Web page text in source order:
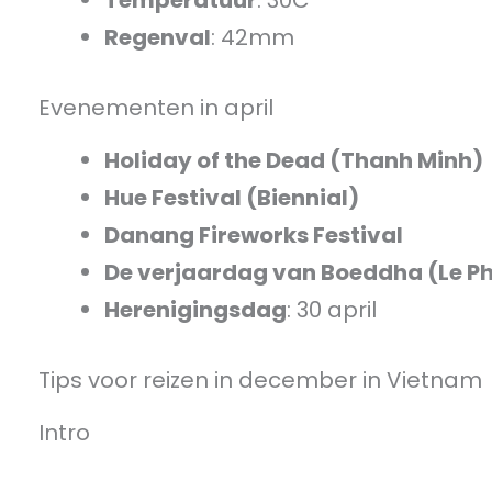
Regenval: 42mm
Evenementen in april
Holiday of the Dead (Thanh Minh)
Hue Festival (Biennial)
Danang Fireworks Festival
De verjaardag van Boeddha (Le
Herenigingsdag: 30 april
Tips voor reizen in december in Vietnam
Intro